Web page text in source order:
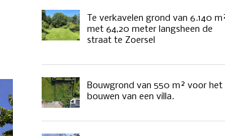
Te verkavelen grond van 6.140
met 64,20 meter langsheen de
straat te Zoersel
Bouwgrond van 550 m² voor het
bouwen van een villa.